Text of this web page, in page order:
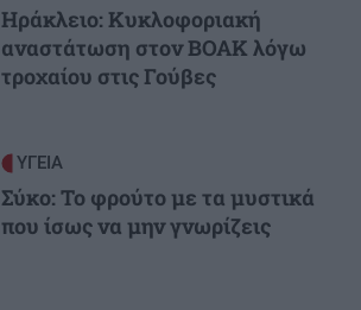
Ηράκλειο: Κυκλοφοριακή
αναστάτωση στον ΒΟΑΚ λόγω
τροχαίου στις Γούβες
ΥΓΕΙΑ
Σύκο: Το φρούτο με τα μυστικά
που ίσως να μην γνωρίζεις